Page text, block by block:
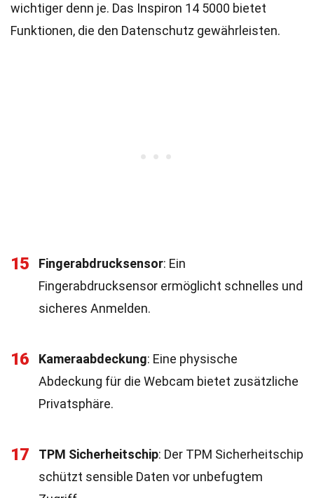
wichtiger denn je. Das Inspiron 14 5000 bietet
Funktionen, die den Datenschutz gewährleisten.
15 Fingerabdrucksensor: Ein
Fingerabdrucksensor ermöglicht schnelles und
sicheres Anmelden.
16 Kameraabdeckung: Eine physische
Abdeckung für die Webcam bietet zusätzliche
Privatsphäre.
17 TPM Sicherheitschip: Der TPM Sicherheitschip
schützt sensible Daten vor unbefugtem